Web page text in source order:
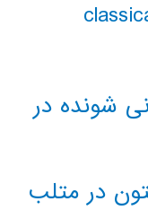
شونده در
در متلب